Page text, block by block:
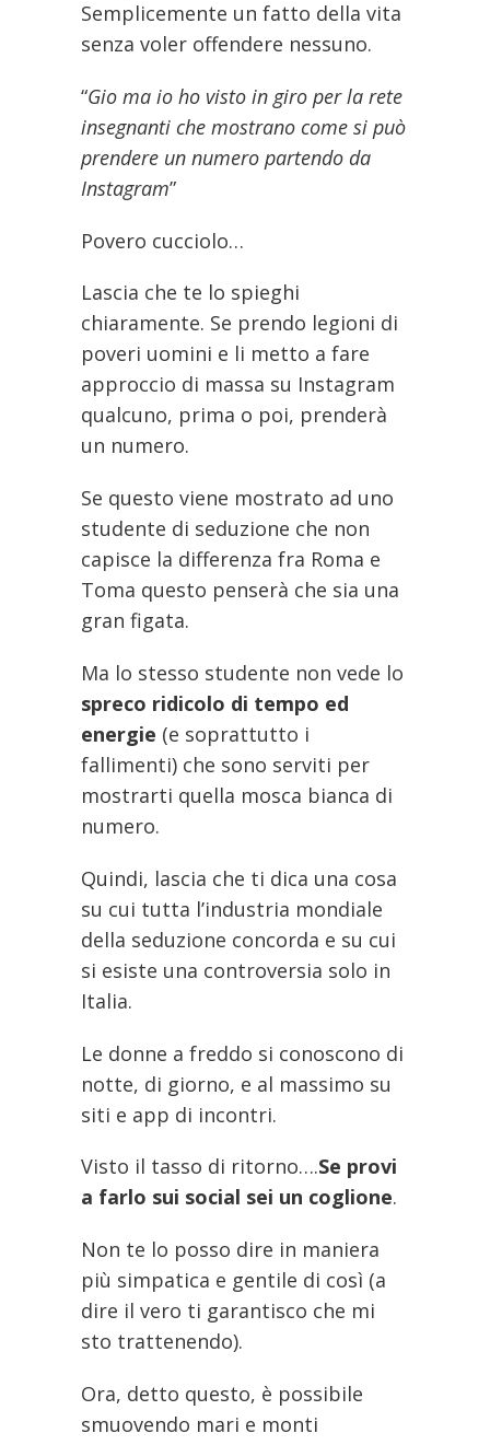
Semplicemente un fatto della vita
senza voler offendere nessuno.
“Gio ma io ho visto in giro per la rete
insegnanti che mostrano come si può
prendere un numero partendo da
Instagram”
Povero cucciolo…
Lascia che te lo spieghi
chiaramente. Se prendo legioni di
poveri uomini e li metto a fare
approccio di massa su Instagram
qualcuno, prima o poi, prenderà
un numero.
Se questo viene mostrato ad uno
studente di seduzione che non
capisce la differenza fra Roma e
Toma questo penserà che sia una
gran figata.
Ma lo stesso studente non vede lo
spreco ridicolo di tempo ed
energie (e soprattutto i
fallimenti) che sono serviti per
mostrarti quella mosca bianca di
numero.
Quindi, lascia che ti dica una cosa
su cui tutta l’industria mondiale
della seduzione concorda e su cui
si esiste una controversia solo in
Italia.
Le donne a freddo si conoscono di
notte, di giorno, e al massimo su
siti e app di incontri.
Visto il tasso di ritorno….Se provi
a farlo sui social sei un coglione.
Non te lo posso dire in maniera
più simpatica e gentile di così (a
dire il vero ti garantisco che mi
sto trattenendo).
Ora, detto questo, è possibile
smuovendo mari e monti